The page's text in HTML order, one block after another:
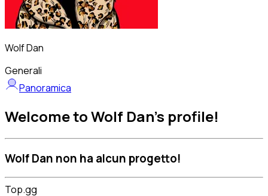
Wolf Dan
Generali
Panoramica
Welcome to Wolf Dan's profile!
Wolf Dan non ha alcun progetto!
Top.gg